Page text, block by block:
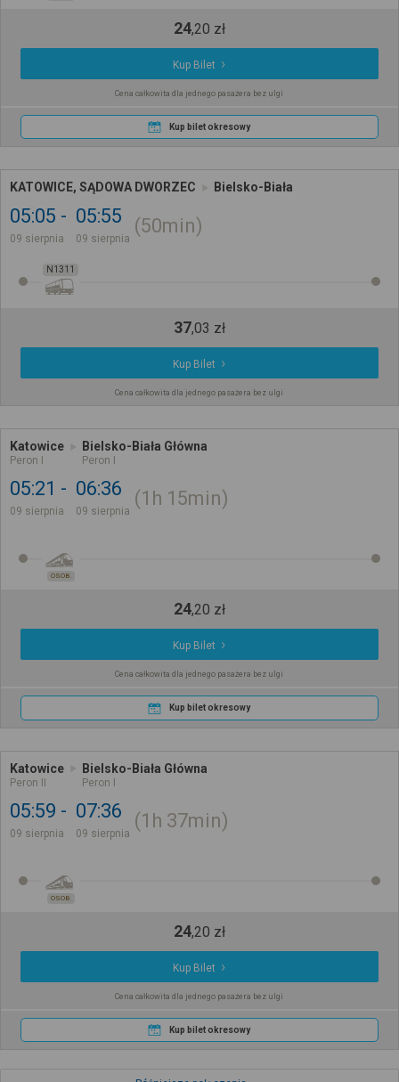
24,20 zł
Kup Bilet
Cena całkowita dla jednego pasażera bez ulgi
Kup bilet okresowy
KATOWICE, SĄDOWA DWORZEC Bielsko-Biała
05:05
09 sierpnia
05:55
09 sierpnia
50min
N1311
37,03 zł
Kup Bilet
Cena całkowita dla jednego pasażera bez ulgi
Katowice
Peron I
Bielsko-Biała Główna
Peron I
05:21
09 sierpnia
06:36
09 sierpnia
1h 15min
OSOB.
24,20 zł
Kup Bilet
Cena całkowita dla jednego pasażera bez ulgi
Kup bilet okresowy
Katowice
Peron II
Bielsko-Biała Główna
Peron I
05:59
09 sierpnia
07:36
09 sierpnia
1h 37min
OSOB.
24,20 zł
Kup Bilet
Cena całkowita dla jednego pasażera bez ulgi
Kup bilet okresowy